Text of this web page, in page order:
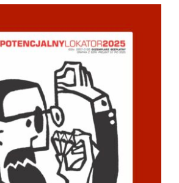
SZCZEGÓŁY